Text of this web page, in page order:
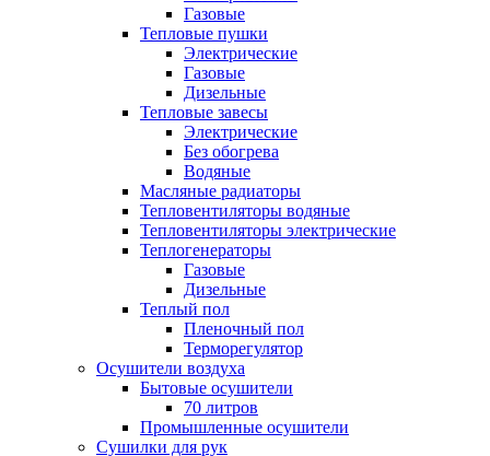
Газовые
Тепловые пушки
Электрические
Газовые
Дизельные
Тепловые завесы
Электрические
Без обогрева
Водяные
Масляные радиаторы
Тепловентиляторы водяные
Тепловентиляторы электрические
Теплогенераторы
Газовые
Дизельные
Теплый пол
Пленочный пол
Терморегулятор
Осушители воздуха
Бытовые осушители
70 литров
Промышленные осушители
Сушилки для рук